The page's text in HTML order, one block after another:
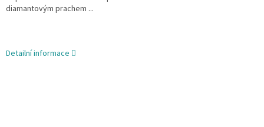
diamantovým prachem ...
Detailní informace